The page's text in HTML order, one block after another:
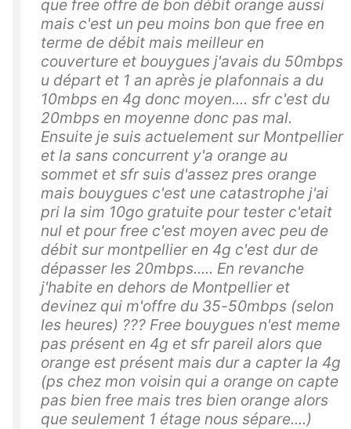
que free offre de bon débit orange aussi
mais c'est un peu moins bon que free en
terme de débit mais meilleur en
couverture et bouygues j'avais du 50mbps
u départ et 1 an après je plafonnais a du
10mbps en 4g donc moyen.... sfr c'est du
20mbps en moyenne donc pas mal.
Ensuite je suis actuelement sur Montpellier
et la sans concurrent y'a orange au
sommet et sfr suis d'assez pres orange
mais bouygues c'est une catastrophe j'ai
pri la sim 10go gratuite pour tester c'etait
nul et pour free c'est moyen avec peu de
débit sur montpellier en 4g c'est dur de
dépasser les 20mbps..... En revanche
j'habite en dehors de Montpellier et
devinez qui m'offre du 35-50mbps (selon
les heures) ??? Free bouygues n'est meme
pas présent en 4g et sfr pareil alors que
orange est présent mais dur a capter la 4g
(ps chez mon voisin qui a orange on capte
pas bien free mais tres bien orange alors
que seulement 1 étage nous sépare....)